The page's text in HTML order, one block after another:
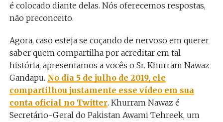
é colocado diante delas. Nós oferecemos respostas,
não preconceito.
Agora, caso esteja se coçando de nervoso em querer
saber quem compartilha por acreditar em tal
história, apresentamos a vocês o Sr. Khurram Nawaz
Gandapu. No dia 5 de julho de 2019, ele
compartilhou justamente esse vídeo em sua
conta oficial no Twitter. Khurram Nawaz é
Secretário-Geral do Pakistan Awami Tehreek, um